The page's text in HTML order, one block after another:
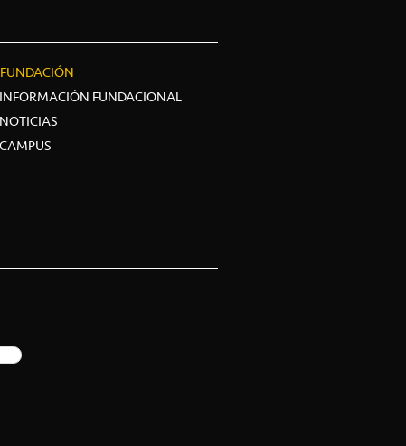
FUNDACIÓN
INFORMACIÓN FUNDACIONAL
NOTICIAS
CAMPUS